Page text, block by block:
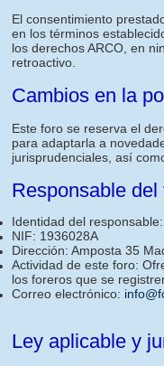
El consentimiento
en los términos
los derechos ARCO, en
retroactivo.
Cambios en la
Este foro se reserva el
para adaptarla a
jurisprudenciales, así
Responsable del
Identidad del
NIF: 1936028A
Dirección: Amposta 35
Actividad de este foro:
los foreros que se
Correo electrónico:
Ley aplicable y